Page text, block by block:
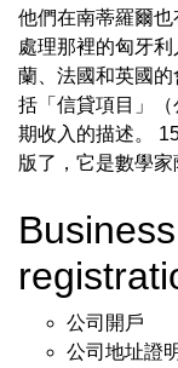
他們在南蒂羅爾
處理那裡的匈牙
蘭、法國和英國
括「信貸項目」
期收入的描述。
版了，它是數學家
公司開戶
公司地址證